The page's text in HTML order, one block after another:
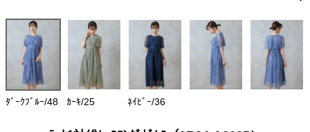
ﾀﾞｰｸﾌﾞﾙｰ/48 ｶｰｷ/25 ﾈｲﾋﾞｰ/36